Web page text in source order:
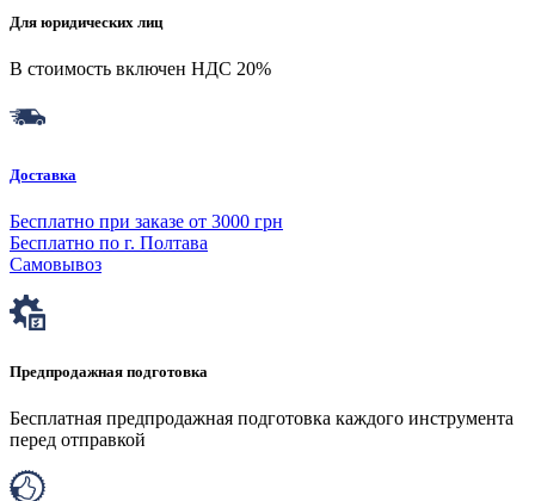
Для юридических лиц
В стоимость включен НДС 20%
Доставка
Бесплатно при заказе от 3000 грн
Бесплатно по г. Полтава
Самовывоз
Предпродажная подготовка
Бесплатная предпродажная подготовка каждого инструмента
перед отправкой